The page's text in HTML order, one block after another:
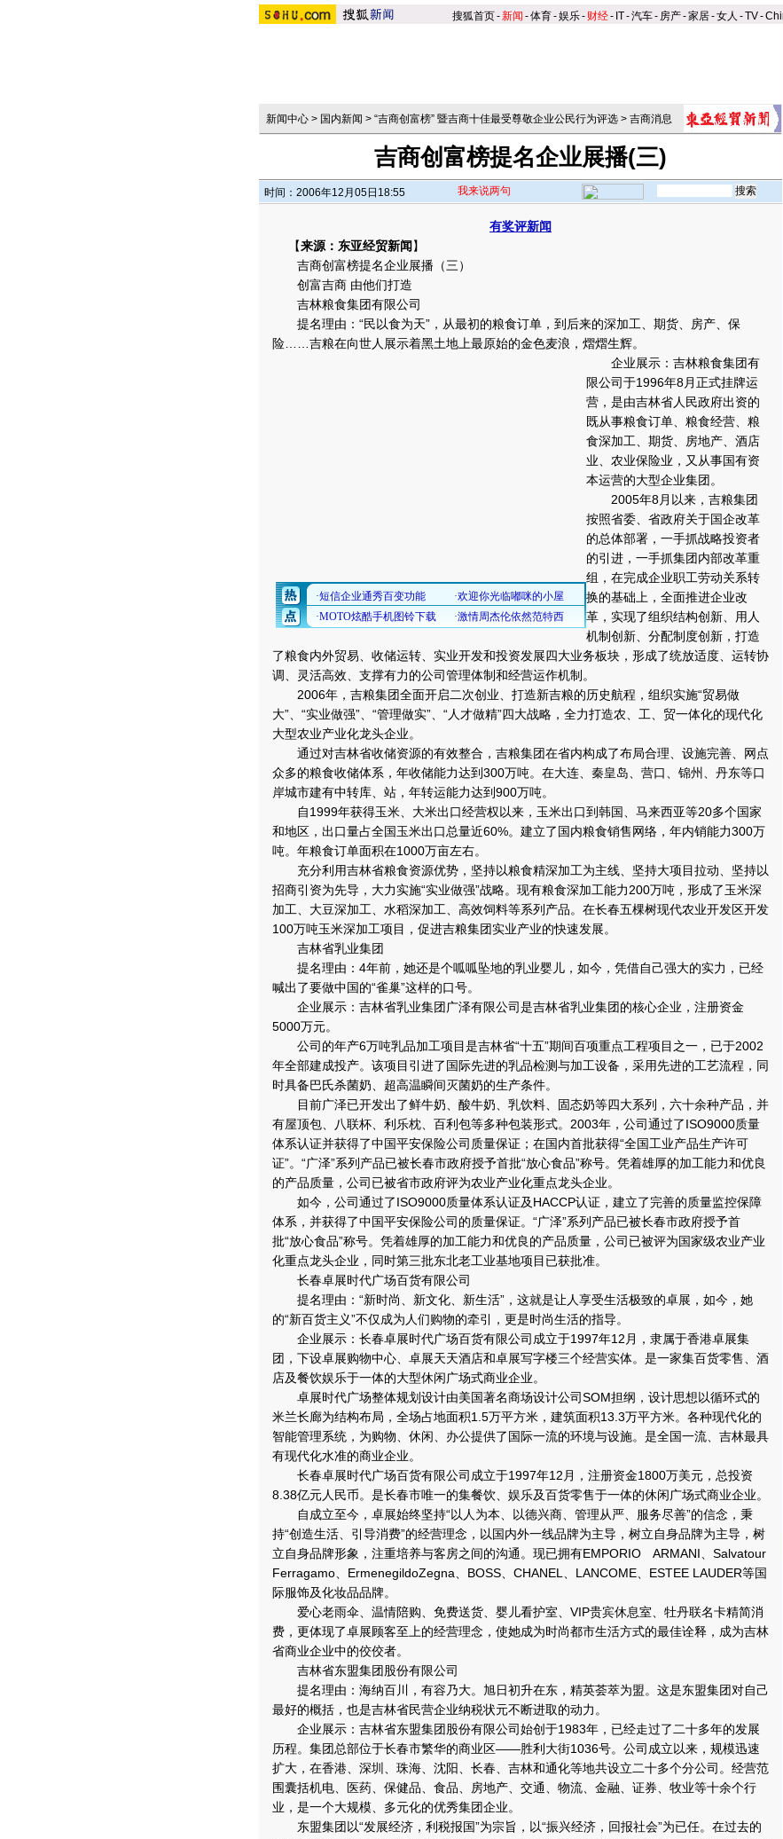
搜狐首页-新闻 -体育-娱乐- 财经- IT-汽车- 房产-家居-女人 -TV-
新闻中心 > 国内新闻 > “吉商创富榜” 暨吉商十佳最受尊敬企业公民行为评选 > 吉商消息
吉商创富榜提名企业展播(三)
时间：2006年12月05日18:55 我来说两句
有奖评新闻
【来源：东亚经贸新闻 】
吉商创富榜提名企业展播（三）
创富吉商 由他们打造
吉林粮食集团有限公司
提名理由：“民以食为天”，从最初的粮食订单，到后来的深加工、期货、房产、保
险……吉粮在向世人展示着黑土地上最原始的金色麦浪，熠熠生辉。
企业展示：吉林粮食集团有
限公司于1996年8月正式挂牌运
营，是由吉林省人民政府出资的
既从事粮食订单、粮食经营、粮
食深加工、期货、房地产、酒店
业、农业保险业，又从事国有资
本运营的大型企业集团。
2005年8月以来，吉粮集团
按照省委、省政府关于国企改革
的总体部署，一手抓战略投资者
的引进，一手抓集团内部改革重
组，在完成企业职工劳动关系转
换的基础上，全面推进企业改
革，实现了组织结构创新、用人
机制创新、分配制度创新，打造
了粮食内外贸易、收储运转、实业开发和投资发展四大业务板块，形成了统放适度、运转协
调、灵活高效、支撑有力的公司管理体制和经营运作机制。
2006年，吉粮集团全面开启二次创业、打造新吉粮的历史航程，组织实施“贸易做
大”、“实业做强”、“管理做实”、“人才做精”四大战略，全力打造农、工、贸一体化的现代化
大型农业产业化龙头企业。
通过对吉林省收储资源的有效整合，吉粮集团在省内构成了布局合理、设施完善、网点
众多的粮食收储体系，年收储能力达到300万吨。在大连、秦皇岛、营口、锦州、丹东等口
岸城市建有中转库、站，年转运能力达到900万吨。
自1999年获得玉米、大米出口经营权以来，玉米出口到韩国、马来西亚等20多个国家
和地区，出口量占全国玉米出口总量近60%。建立了国内粮食销售网络，年内销能力300万
吨。年粮食订单面积在1000万亩左右。
充分利用吉林省粮食资源优势，坚持以粮食精深加工为主线、坚持大项目拉动、坚持以
招商引资为先导，大力实施“实业做强”战略。现有粮食深加工能力200万吨，形成了玉米深
加工、大豆深加工、水稻深加工、高效饲料等系列产品。在长春五棵树现代农业开发区开发
100万吨玉米深加工项目，促进吉粮集团实业产业的快速发展。
吉林省乳业集团
提名理由：4年前，她还是个呱呱坠地的乳业婴儿，如今，凭借自己强大的实力，已经
喊出了要做中国的“雀巢”这样的口号。
企业展示：吉林省乳业集团广泽有限公司是吉林省乳业集团的核心企业，注册资金
5000万元。
公司的年产6万吨乳品加工项目是吉林省“十五”期间百项重点工程项目之一，已于2002
年全部建成投产。该项目引进了国际先进的乳品检测与加工设备，采用先进的工艺流程，同
时具备巴氏杀菌奶、超高温瞬间灭菌奶的生产条件。
目前广泽已开发出了鲜牛奶、酸牛奶、乳饮料、固态奶等四大系列，六十余种产品，并
有屋顶包、八联杯、利乐枕、百利包等多种包装形式。2003年，公司通过了ISO9000质量
体系认证并获得了中国平安保险公司质量保证；在国内首批获得“全国工业产品生产许可
证”。“广泽”系列产品已被长春市政府授予首批“放心食品”称号。凭着雄厚的加工能力和优良
的产品质量，公司已被省市政府评为农业产业化重点龙头企业。
如今，公司通过了ISO9000质量体系认证及HACCP认证，建立了完善的质量监控保障
体系，并获得了中国平安保险公司的质量保证。“广泽”系列产品已被长春市政府授予首
批“放心食品”称号。凭着雄厚的加工能力和优良的产品质量，公司已被评为国家级农业产业
化重点龙头企业，同时第三批东北老工业基地项目已获批准。
长春卓展时代广场百货有限公司
提名理由：“新时尚、新文化、新生活”，这就是让人享受生活极致的卓展，如今，她
的“新百货主义”不仅成为人们购物的牵引，更是时尚生活的指导。
企业展示：长春卓展时代广场百货有限公司成立于1997年12月，隶属于香港卓展集
团，下设卓展购物中心、卓展天天酒店和卓展写字楼三个经营实体。是一家集百货零售、酒
店及餐饮娱乐于一体的大型休闲广场式商业企业。
卓展时代广场整体规划设计由美国著名商场设计公司SOM担纲，设计思想以循环式的
米兰长廊为结构布局，全场占地面积1.5万平方米，建筑面积13.3万平方米。各种现代化的
智能管理系统，为购物、休闲、办公提供了国际一流的环境与设施。是全国一流、吉林最具
有现代化水准的商业企业。
长春卓展时代广场百货有限公司成立于1997年12月，注册资金1800万美元，总投资
8.38亿元人民币。是长春市唯一的集餐饮、娱乐及百货零售于一体的休闲广场式商业企业。
自成立至今，卓展始终坚持“以人为本、以德兴商、管理从严、服务尽善”的信念，秉
持“创造生活、引导消费”的经营理念，以国内外一线品牌为主导，树立自身品牌为主导，树
立自身品牌形象，注重培养与客房之间的沟通。现已拥有EMPORIO ARMANI、Salvatour
Ferragamo、ErmenegildoZegna、BOSS、CHANEL、LANCOME、ESTEE LAUDER等国
际服饰及化妆品品牌。
爱心老雨伞、温情陪购、免费送货、婴儿看护室、VIP贵宾休息室、牡丹联名卡精简消
费，更体现了卓展顾客至上的经营理念，使她成为时尚都市生活方式的最佳诠释，成为吉林
省商业企业中的佼佼者。
吉林省东盟集团股份有限公司
提名理由：海纳百川，有容乃大。旭日初升在东，精英荟萃为盟。这是东盟集团对自己
最好的概括，也是吉林省民营企业纳税状元不断进取的动力。
企业展示：吉林省东盟集团股份有限公司始创于1983年，已经走过了二十多年的发展
历程。集团总部位于长春市繁华的商业区——胜利大街1036号。公司成立以来，规模迅速
扩大，在香港、深圳、珠海、沈阳、长春、吉林和通化等地共设立二十多个分公司。经营范
围囊括机电、医药、保健品、食品、房地产、交通、物流、金融、证券、牧业等十余个行
业，是一个大规模、多元化的优秀集团企业。
东盟集团以“发展经济，利税报国”为宗旨，以“振兴经济，回报社会”为已任。在过去的